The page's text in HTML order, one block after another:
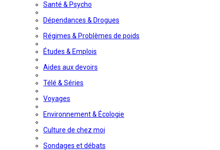
Santé & Psycho
Dépendances & Drogues
Régimes & Problèmes de poids
Études & Emplois
Aides aux devoirs
Télé & Séries
Voyages
Environnement & Écologie
Culture de chez moi
Sondages et débats